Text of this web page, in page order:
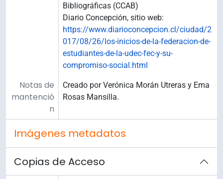
Bibliográficas (CCAB)
Diario Concepción, sitio web:
https://www.diarioconcepcion.cl/ciudad/2
017/08/26/los-inicios-de-la-federacion-de-
estudiantes-de-la-udec-fec-y-su-
compromiso-social.html
Notas de
mantenció
n
Creado por Verónica Morán Utreras y Ema
Rosas Mansilla.
Imágenes metadatos
Copias de Acceso